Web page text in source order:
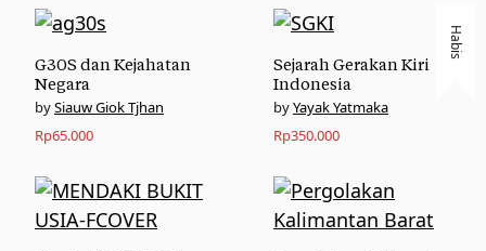
G30S dan Kejahatan
Negara
Siauw Giok Tjhan
Rp65.000
Habis
Sejarah Gerakan Kiri
Indonesia
Yayak Yatmaka
Rp350.000